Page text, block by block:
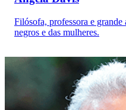
Filósofa, professora e
negros e das mulheres.